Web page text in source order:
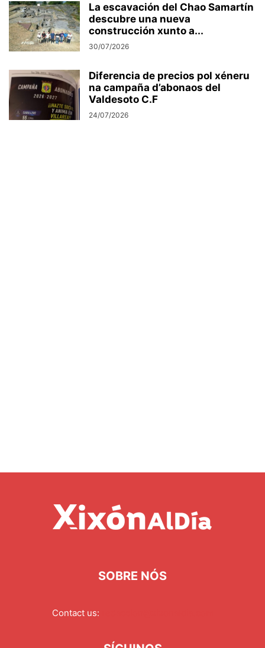
La escavación del Chao Samartín
descubre una nueva
construcción xunto a...
30/07/2026
Diferencia de precios pol xéneru
na campaña d’abonaos del
Valdesoto C.F
24/07/2026
SOBRE NÓS
Contact us: